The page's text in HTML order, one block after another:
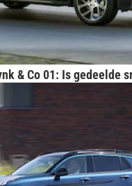
& Co 01: Is gedeelde